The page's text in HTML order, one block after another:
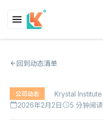
回到动态清单
公司动态 Krystal Institute
calendar_today2026年2月2日schedule5 分钟阅读